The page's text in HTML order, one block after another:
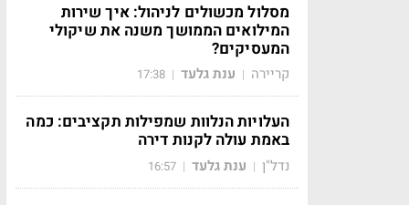
מסלול מכשולים לניהול: איך שירות
המילואים הממושך משנה את שיקולי
המעסיקים?
קריירה | ענת גלעד |
17:38
העלויות הנלוות שמפילות תקציבים: כמה
באמת עולה לקנות דירה
נדל"ן | ענת גלעד |
16:57